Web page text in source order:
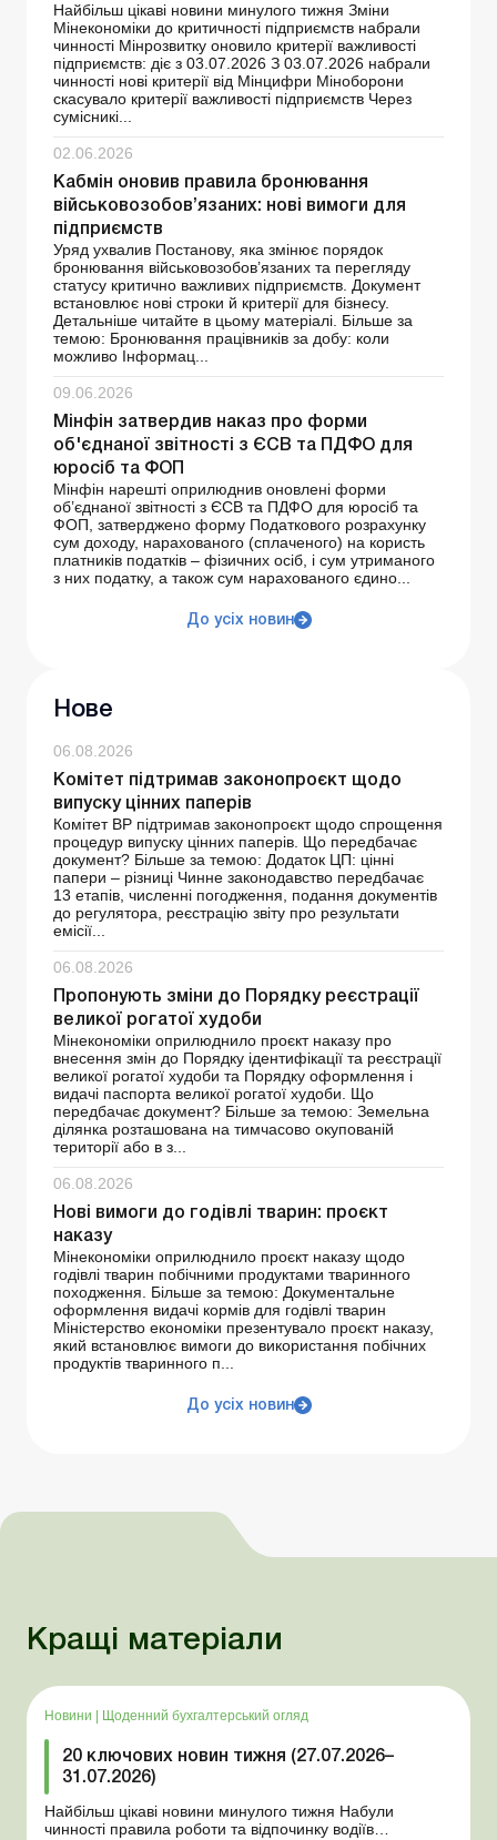
Найбільш цікаві новини минулого тижня Зміни
Мінекономіки до критичності підприємств набрали
чинності Мінрозвитку оновило критерії важливості
підприємств: діє з 03.07.2026 З 03.07.2026 набрали
чинності нові критерії від Мінцифри Міноборони
скасувало критерії важливості підприємств Через
сумісникі...
02.06.2026
Кабмін оновив правила бронювання
військовозобов’язаних: нові вимоги для
підприємств
Уряд ухвалив Постанову, яка змінює порядок
бронювання військовозобов’язаних та перегляду
статусу критично важливих підприємств. Документ
встановлює нові строки й критерії для бізнесу.
Детальніше читайте в цьому матеріалі. Більше за
темою: Бронювання працівників за добу: коли
можливо Інформац...
09.06.2026
Мінфін затвердив наказ про форми
об'єднаної звітності з ЄСВ та ПДФО для
юросіб та ФОП
Мінфін нарешті оприлюднив оновлені форми
об’єднаної звітності з ЄСВ та ПДФО для юросіб та
ФОП, затверджено форму Податкового розрахунку
сум доходу, нарахованого (сплаченого) на користь
платників податків – фізичних осіб, і сум утриманого
з них податку, а також сум нарахованого єдино...
До усіх новин
Нове
06.08.2026
Комітет підтримав законопроєкт щодо
випуску цінних паперів
Комітет ВР підтримав законопроєкт щодо спрощення
процедур випуску цінних паперів. Що передбачає
документ? Більше за темою: Додаток ЦП: цінні
папери – різниці Чинне законодавство передбачає
13 етапів, численні погодження, подання документів
до регулятора, реєстрацію звіту про результати
емісії...
06.08.2026
Пропонують зміни до Порядку реєстрації
великої рогатої худоби
Мінекономіки оприлюднило проєкт наказу про
внесення змін до Порядку ідентифікації та реєстрації
великої рогатої худоби та Порядку оформлення і
видачі паспорта великої рогатої худоби. Що
передбачає документ? Більше за темою: Земельна
ділянка розташована на тимчасово окупованій
території або в з...
06.08.2026
Нові вимоги до годівлі тварин: проєкт
наказу
Мінекономіки оприлюднило проєкт наказу щодо
годівлі тварин побічними продуктами тваринного
походження. Більше за темою: Документальне
оформлення видачі кормів для годівлі тварин
Міністерство економіки презентувало проєкт наказу,
який встановлює вимоги до використання побічних
продуктів тваринного п...
До усіх новин
Кращі матеріали
Новини Щоденний бухгалтерський огляд
20 ключових новин тижня (27.07.2026–
31.07.2026)
Найбільш цікаві новини минулого тижня Набули
чинності правила роботи та відпочинку водіїв